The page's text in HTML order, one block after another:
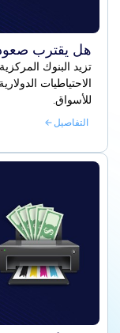
هل يقترب
تزيد البنوك
الاحتياطيات
للأسواق.
التفاصيل